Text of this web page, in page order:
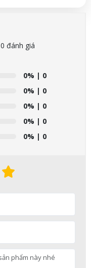
0 đánh giá
0% | 0
0% | 0
0% | 0
0% | 0
0% | 0